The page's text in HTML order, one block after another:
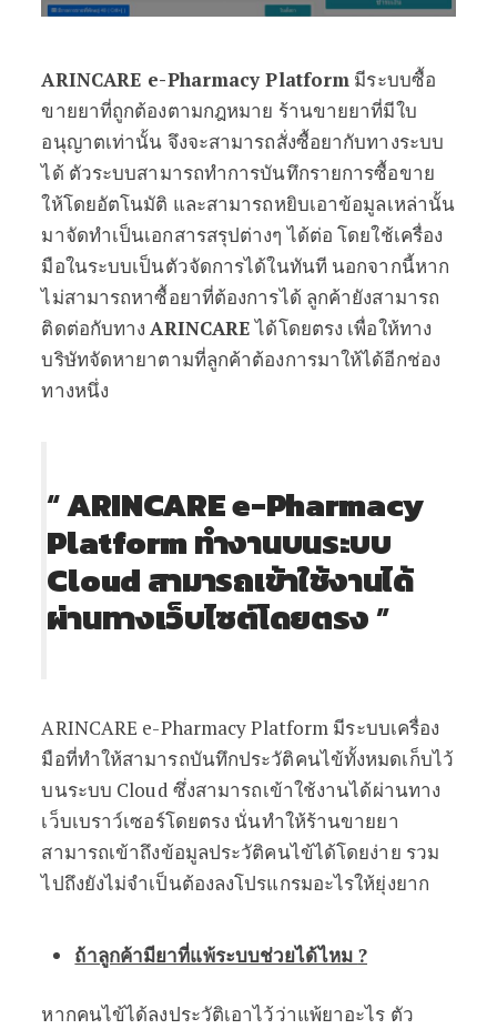
ARINCARE e-Pharmacy Platform มีระบบซื้อ
ขายยาที่ถูกต้องตามกฎหมาย ร้านขายยาที่มีใบ
อนุญาตเท่านั้น จึงจะสามารถสั่งซื้อยากับทางระบบ
ได้ ตัวระบบสามารถทำการบันทึกรายการซื้อขาย
ให้โดยอัตโนมัติ และสามารถหยิบเอาข้อมูลเหล่านั้น
มาจัดทำเป็นเอกสารสรุปต่างๆ ได้ต่อ โดยใช้เครื่อง
มือในระบบเป็นตัวจัดการได้ในทันที นอกจากนี้หาก
ไม่สามารถหาซื้อยาที่ต้องการได้ ลูกค้ายังสามารถ
ติดต่อกับทางARINCAREได้โดยตรง เพื่อให้ทาง
บริษัทจัดหายาตามที่ลูกค้าต้องการมาให้ได้อีกช่อง
ทางหนึ่ง
“ARINCARE e-Pharmacy
Platform ทำงานบนระบบ
Cloud สามารถเข้าใช้งานได้
ผ่านทางเว็บไซต์โดยตรง”
ARINCARE e-Pharmacy Platform มีระบบเครื่อง
มือที่ทำให้สามารถบันทึกประวัติคนไข้ทั้งหมดเก็บไว้
บนระบบ Cloud ซึ่งสามารถเข้าใช้งานได้ผ่านทาง
เว็บเบราว์เซอร์โดยตรง นั่นทำให้ร้านขายยา
สามารถเข้าถึงข้อมูลประวัติคนไข้ได้โดยง่าย รวม
ไปถึงยังไม่จำเป็นต้องลงโปรแกรมอะไรให้ยุ่งยาก
ถ้าลูกค้ามียาที่แพ้ระบบช่วยได้ไหม ?
หากคนไข้ได้ลงประวัติเอาไว้ว่าแพ้ยาอะไร ตัว